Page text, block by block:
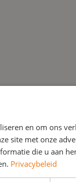
en om ons
site met onze
die u aan
Privacybeleid